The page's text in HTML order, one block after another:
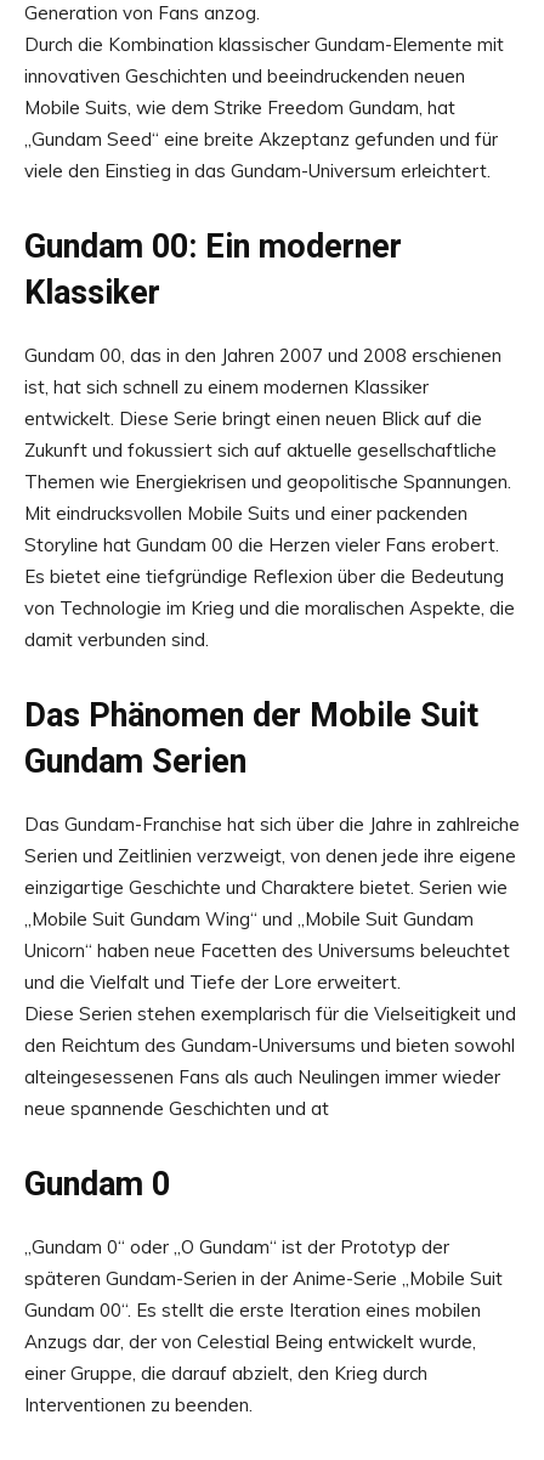
Generation von Fans anzog.
Durch die Kombination klassischer Gundam-Elemente mit
innovativen Geschichten und beeindruckenden neuen
Mobile Suits, wie dem Strike Freedom Gundam, hat
„Gundam Seed“ eine breite Akzeptanz gefunden und für
viele den Einstieg in das Gundam-Universum erleichtert.
Gundam 00: Ein moderner
Klassiker
Gundam 00, das in den Jahren 2007 und 2008 erschienen
ist, hat sich schnell zu einem modernen Klassiker
entwickelt. Diese Serie bringt einen neuen Blick auf die
Zukunft und fokussiert sich auf aktuelle gesellschaftliche
Themen wie Energiekrisen und geopolitische Spannungen.
Mit eindrucksvollen Mobile Suits und einer packenden
Storyline hat Gundam 00 die Herzen vieler Fans erobert.
Es bietet eine tiefgründige Reflexion über die Bedeutung
von Technologie im Krieg und die moralischen Aspekte, die
damit verbunden sind.
Das Phänomen der Mobile Suit
Gundam Serien
Das Gundam-Franchise hat sich über die Jahre in zahlreiche
Serien und Zeitlinien verzweigt, von denen jede ihre eigene
einzigartige Geschichte und Charaktere bietet. Serien wie
„Mobile Suit Gundam Wing“ und „Mobile Suit Gundam
Unicorn“ haben neue Facetten des Universums beleuchtet
und die Vielfalt und Tiefe der Lore erweitert.
Diese Serien stehen exemplarisch für die Vielseitigkeit und
den Reichtum des Gundam-Universums und bieten sowohl
alteingesessenen Fans als auch Neulingen immer wieder
neue spannende Geschichten und at
Gundam 0
„Gundam 0“ oder „O Gundam“ ist der Prototyp der
späteren Gundam-Serien in der Anime-Serie „Mobile Suit
Gundam 00“. Es stellt die erste Iteration eines mobilen
Anzugs dar, der von Celestial Being entwickelt wurde,
einer Gruppe, die darauf abzielt, den Krieg durch
Interventionen zu beenden.